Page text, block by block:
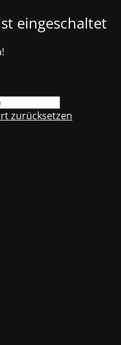
eingeschaltet
zurücksetzen